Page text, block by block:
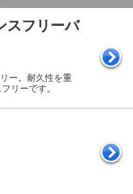
スフリーバ
ー。耐久性を重
リーです。